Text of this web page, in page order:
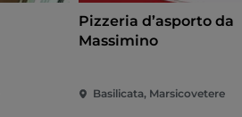
Pizzeria d’asporto da
Massimino
Basilicata, Marsicovetere